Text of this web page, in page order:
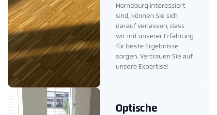
Horneburg interessiert
sind, können Sie sich
darauf verlassen, dass
wir mit unserer Erfahrung
für beste Ergebnisse
sorgen. Vertrauen Sie auf
unsere Expertise!
Optische